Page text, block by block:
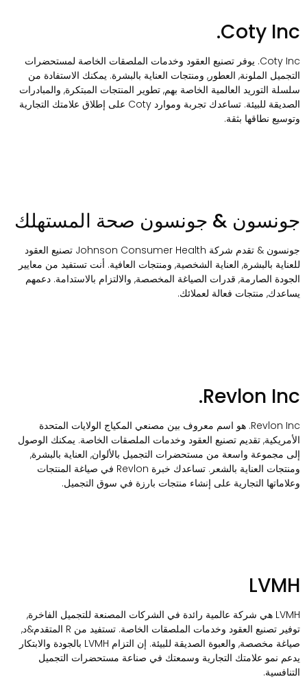
Coty
Coty Inc. يوفر تصنيع العقود وخدمات الملصقات الخاصة لمستحضرات
الملونة, العطور, ومنتجات العناية بالبشرة. يمكنك الاستفادة من
التوريد العالمية الخاصة بهم, تطوير المنتجات المبتكرة, والمبادرات
الصديقة للبيئة. تساعدك تجربة وموارد Coty على إطلاق علامتك التجارية
نطاقها بثقة.
& جونسون صحة المستهلك
جونسون & تقدم شركة Johnson Consumer Health تصنيع العقود
بالبشرة, العناية الشخصية, ومنتجات العافية. أنت تستفيد من معايير
الصارمة, قدرات الصياغة المخصصة, والالتزام بالاستدامة. دعمهم
منتجات فعالة لعملائك.
Revlon
Revlon Inc. هو اسم معروف بين مصنعي المكياج الولايات المتحدة
تقديم تصنيع العقود وخدمات الملصقات الخاصة. يمكنك الوصول
مجموعة واسعة من مستحضرات التجميل بالألوان, العناية بالبشرة,
ومنتجات العناية بالشعر. تساعدك خبرة Revlon في صياغة المنتجات
التجارية على إنشاء منتجات بارزة في سوق التجميل.
LVMH هي شركة عالمية رائدة في الشركات المصنعة للتجميل الفاخرة,
توفير تصنيع العقود وخدمات الملصقات الخاصة. تستفيد من R المتقدم&د,
صياغة مخصصة, والعبوة الصديقة للبيئة. إن التزام LVMH بالجودة والابتكار
نمو علامتك التجارية وسمعتك في صناعة مستحضرات التجميل